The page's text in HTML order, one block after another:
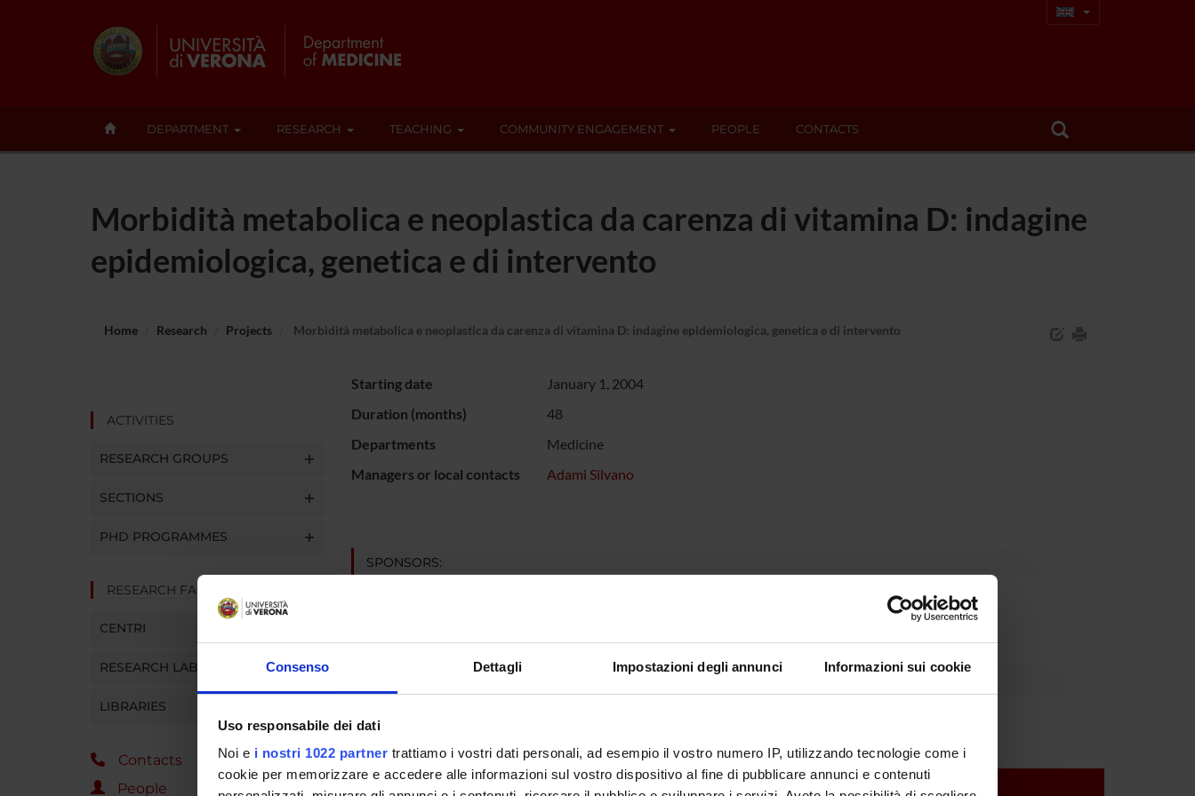
Consenso Dettagli Impostazioni degli annunci Informazioni sui cookie
Uso responsabile dei dati
Noi e i nostri 1022 partner trattiamo i vostri dati personali, ad esempio il vostro numero IP, utilizzando tecnologie come i
cookie per memorizzare e accedere alle informazioni sul vostro dispositivo al fine di pubblicare annunci e contenuti
DEPARTMENT RESEARCH TEACHING COMMUNITY ENGAGEMENT PEOPLE CONTACTS
Morbidità metabolica e neoplastica da carenza di vitamina D: indagine
epidemiologica, genetica e di intervento
Home Research Projects Morbidità metabolica e neoplastica da carenza di vitamina D: indagine epidemiologica, genetica e di intervento
ACTIVITIES
RESEARCH GROUPS
SECTIONS
PHD PROGRAMMES
RESEARCH FACILITIES
CENTRI
RESEARCH LABORATORIES
LIBRARIES
Contacts
People
Starting date
January 1, 2004
Duration (months)
48
Departments
Medicine
Managers or local contacts
Adami Silvano
SPONSORS:
Silvano Adami
RESEARCH AREAS INVOLVED IN THE PROJECT